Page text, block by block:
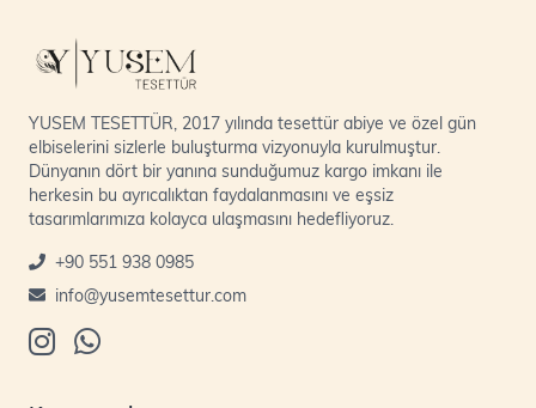
YUSEM TESETTÜR, 2017 yılında tesettür abiye ve özel gün
elbiselerini sizlerle buluşturma vizyonuyla kurulmuştur.
Dünyanın dört bir yanına sunduğumuz kargo imkanı ile
herkesin bu ayrıcalıktan faydalanmasını ve eşsiz
tasarımlarımıza kolayca ulaşmasını hedefliyoruz.
+90 551 938 0985
info@yusemtesettur.com